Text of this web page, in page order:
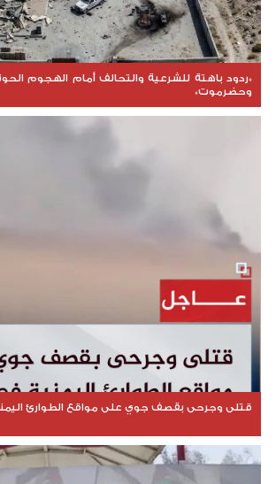
*ردود باهتة للشرعية والتحالف أمام الهجوم
وحضرموت*
قتلى وجرحى بقصف جوي على مواقع الطوارئ